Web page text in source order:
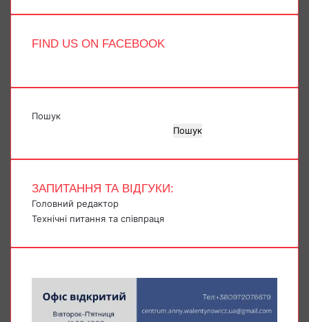
FIND US ON FACEBOOK
Пошук
Пошук
ЗАПИТАННЯ ТА ВІДГУКИ:
Головний редактор
Технічні питання та співпраця